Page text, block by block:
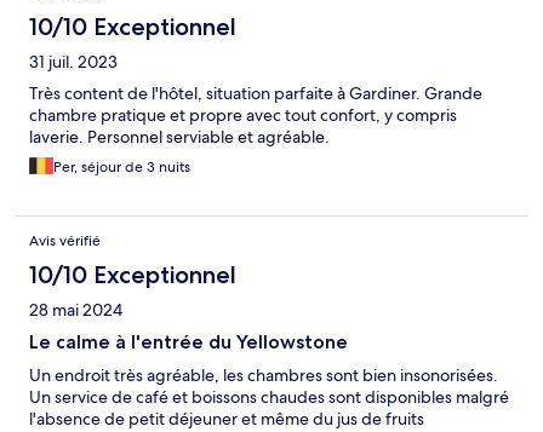
10/10 Exceptionnel
31 juil. 2023
Très content de l'hôtel, situation parfaite à Gardiner. Grande
chambre pratique et propre avec tout confort, y compris
laverie. Personnel serviable et agréable.
Per, séjour de 3 nuits
Avis vérifié
10/10 Exceptionnel
28 mai 2024
Le calme à l'entrée du Yellowstone
Un endroit très agréable, les chambres sont bien insonorisées.
Un service de café et boissons chaudes sont disponibles malgré
l'absence de petit déjeuner et même du jus de fruits